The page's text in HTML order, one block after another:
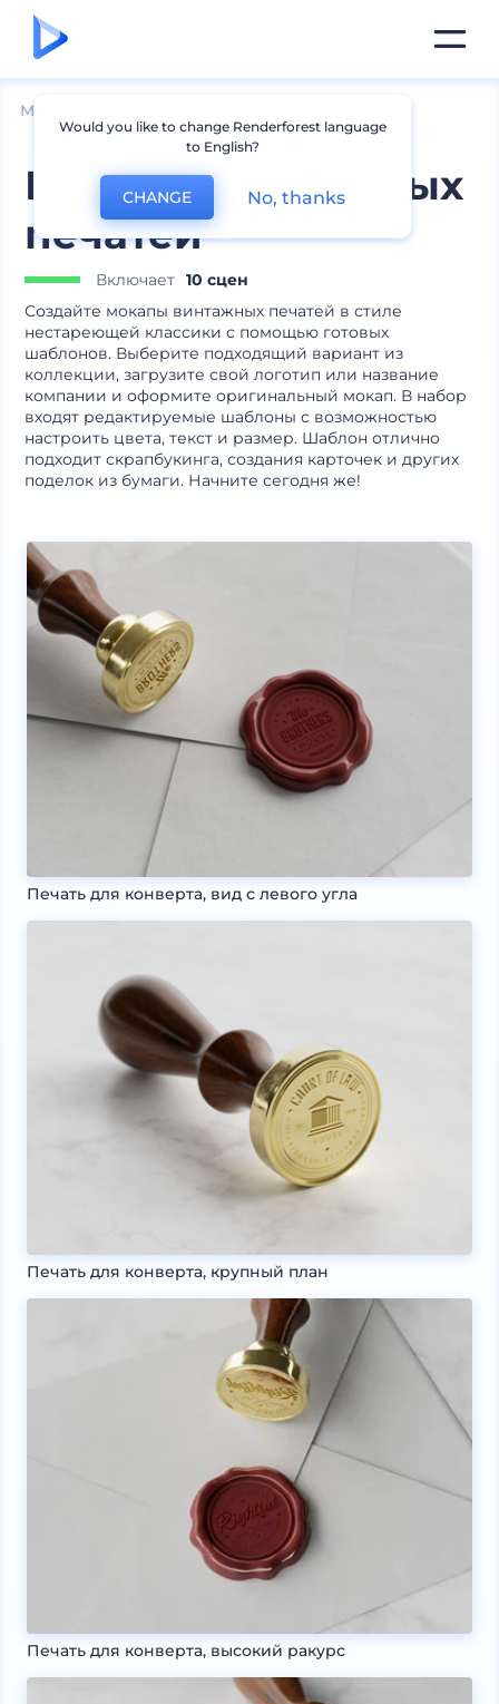
Мокапы
Мокапы винтажных
печатей
Включает 10 сцен
Создайте мокапы винтажных печатей в стиле
нестареющей классики с помощью готовых
шаблонов. Выберите подходящий вариант из
коллекции, загрузите свой логотип или название
компании и оформите оригинальный мокап. В набор
входят редактируемые шаблоны с возможностью
настроить цвета, текст и размер. Шаблон отлично
подходит скрапбукинга, создания карточек и других
поделок из бумаги. Начните сегодня же!
Печать для конверта, вид с левого угла
Печать для конверта, крупный план
Печать для конверта, высокий ракурс
Would you like to change Renderforest language
to English?
CHANGE No, thanks